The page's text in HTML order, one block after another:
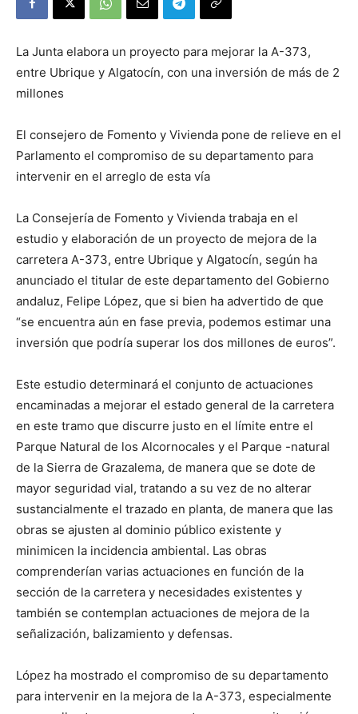
La Junta elabora un proyecto para mejorar la A-373,
entre Ubrique y Algatocín, con una inversión de más de 2
millones
El consejero de Fomento y Vivienda pone de relieve en el
Parlamento el compromiso de su departamento para
intervenir en el arreglo de esta vía
La Consejería de Fomento y Vivienda trabaja en el
estudio y elaboración de un proyecto de mejora de la
carretera A-373, entre Ubrique y Algatocín, según ha
anunciado el titular de este departamento del Gobierno
andaluz, Felipe López, que si bien ha advertido de que
“se encuentra aún en fase previa, podemos estimar una
inversión que podría superar los dos millones de euros”.
Este estudio determinará el conjunto de actuaciones
encaminadas a mejorar el estado general de la carretera
en este tramo que discurre justo en el límite entre el
Parque Natural de los Alcornocales y el Parque -natural
de la Sierra de Grazalema, de manera que se dote de
mayor seguridad vial, tratando a su vez de no alterar
sustancialmente el trazado en planta, de manera que las
obras se ajusten al dominio público existente y
minimicen la incidencia ambiental. Las obras
comprenderían varias actuaciones en función de la
sección de la carretera y necesidades existentes y
también se contemplan actuaciones de mejora de la
señalización, balizamiento y defensas.
López ha mostrado el compromiso de su departamento
para intervenir en la mejora de la A-373, especialmente